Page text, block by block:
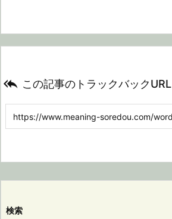
 この記事のトラックバックURL
検索